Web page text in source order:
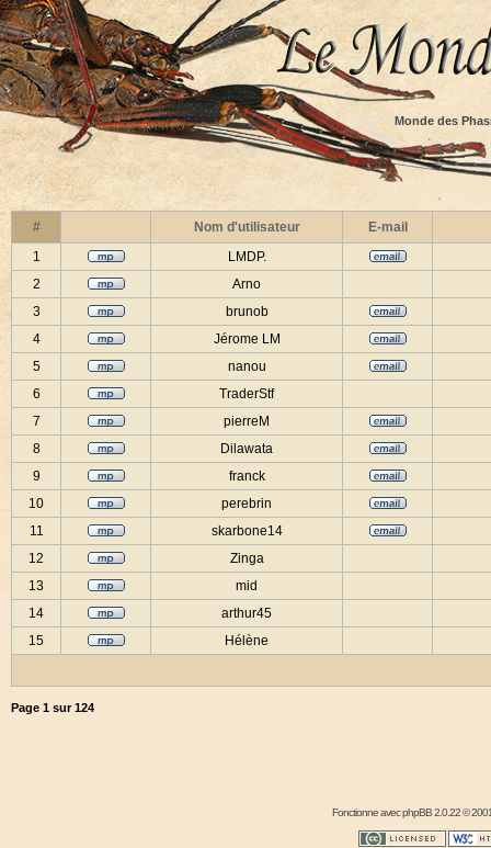
Monde des
# Nom d'utilisateur
E-mail
1
LMDP.
2
Arno
3
brunob
4
Jérome LM
5
nanou
6
TraderStf
7
pierreM
8
Dilawata
9
franck
10
perebrin
11
skarbone14
12
Zinga
13
mid
14
arthur45
15
Hélène
Page 1 sur124
Fonctionne avecphpBB2.0.22 ©